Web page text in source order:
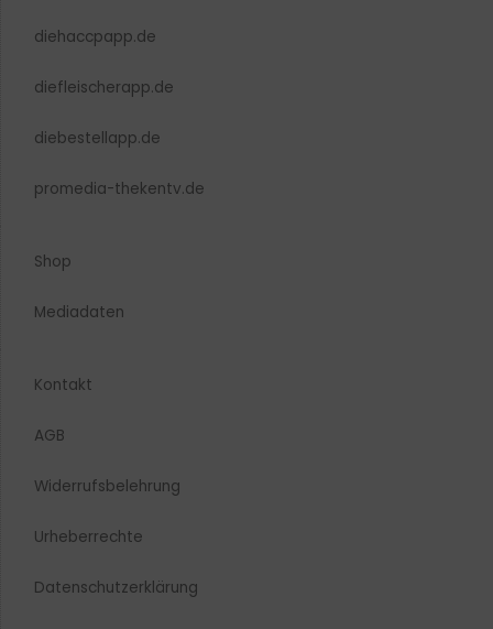
diehaccpapp.de
diefleischerapp.de
diebestellapp.de
promedia-thekentv.de
Shop
Mediadaten
Kontakt
AGB
Widerrufsbelehrung
Urheberrechte​
Datenschutzerklärung